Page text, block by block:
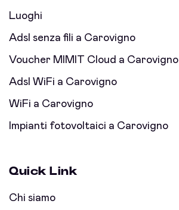
Luoghi
Adsl senza fili a Carovigno
Voucher MIMIT Cloud a Carovigno
Adsl WiFi a Carovigno
WiFi a Carovigno
Impianti fotovoltaici a Carovigno
Quick Link
Chi siamo